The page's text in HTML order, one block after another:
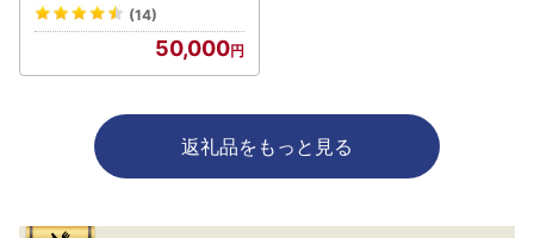
(14)
50,000
返礼品をもっと見る